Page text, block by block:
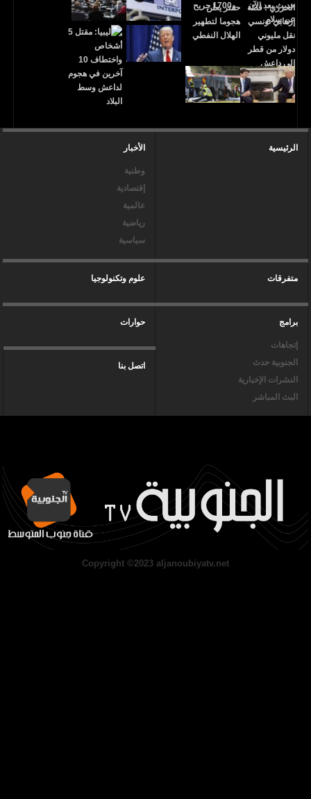
الرئيسية الأخبار
وطنية
إقتصادية
عالمية
رياضية
سياسية
متفرقات علوم وتكنولوجيا
برامج
إتجاهات
الجنوبية حدث
النشرات الإخبارية
البث المباشر
حوارات
اتصل بنا
Copyright ©2023 aljanoubiyatv.net